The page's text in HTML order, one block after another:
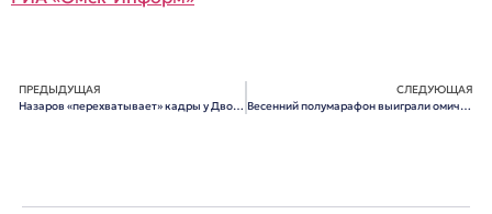
ПРЕДЫДУЩАЯ
Назаров «перехватывает» кадры у Двораковского
СЛЕДУЮЩАЯ
Весенний полумарафон выиграли омичка и казахстанец